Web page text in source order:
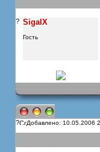
? SigalX
Гость
? Добавлено: 10.05.2006